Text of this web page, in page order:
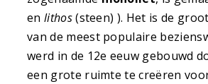
en lithos(steen) ). Het is de
van de meest populaire
werd in de 12e eeuw gebouwd
een grote ruimte te creëren